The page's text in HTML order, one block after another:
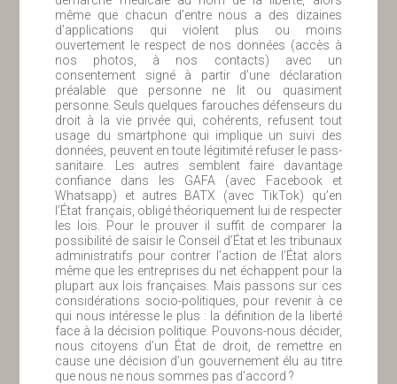
même que chacun d’entre nous a des dizaines
d’applications qui violent plus ou moins
ouvertement le respect de nos données (accès à
nos photos, à nos contacts) avec un
consentement signé à partir d’une déclaration
préalable que personne ne lit ou quasiment
personne. Seuls quelques farouches défenseurs du
droit à la vie privée qui, cohérents, refusent tout
usage du smartphone qui implique un suivi des
données, peuvent en toute légitimité refuser le pass-
sanitaire. Les autres semblent faire davantage
confiance dans les GAFA (avec Facebook et
Whatsapp) et autres BATX (avec TikTok) qu’en
l’État français, obligé théoriquement lui de respecter
les lois. Pour le prouver il suffit de comparer la
possibilité de saisir le Conseil d’État et les tribunaux
administratifs pour contrer l’action de l’État alors
même que les entreprises du net échappent pour la
plupart aux lois françaises. Mais passons sur ces
considérations socio-politiques, pour revenir à ce
qui nous intéresse le plus : la définition de la liberté
face à la décision politique. Pouvons-nous décider,
nous citoyens d’un État de droit, de remettre en
cause une décision d’un gouvernement élu au titre
que nous ne nous sommes pas d’accord ?